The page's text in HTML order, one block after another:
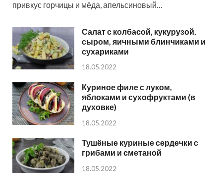
привкус горчицы и мёда, апельсиновый…
Салат с колбасой, кукурузой,
сыром, яичными блинчиками и
сухариками
18.05.2022
Куриное филе с луком,
яблоками и сухофруктами (в
духовке)
18.05.2022
Тушёные куриные сердечки с
грибами и сметаной
18.05.2022